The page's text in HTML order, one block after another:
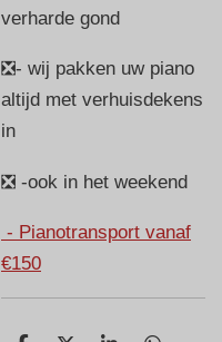
verharde gond
❎- wij pakken uw piano
altijd met verhuisdekens
in
❎ -ook in het weekend
- Pianotransport vanaf
€150